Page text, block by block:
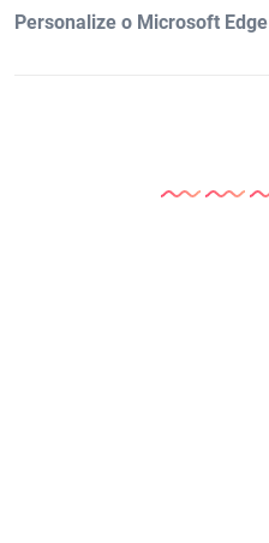
Personalize o Microsoft Edge